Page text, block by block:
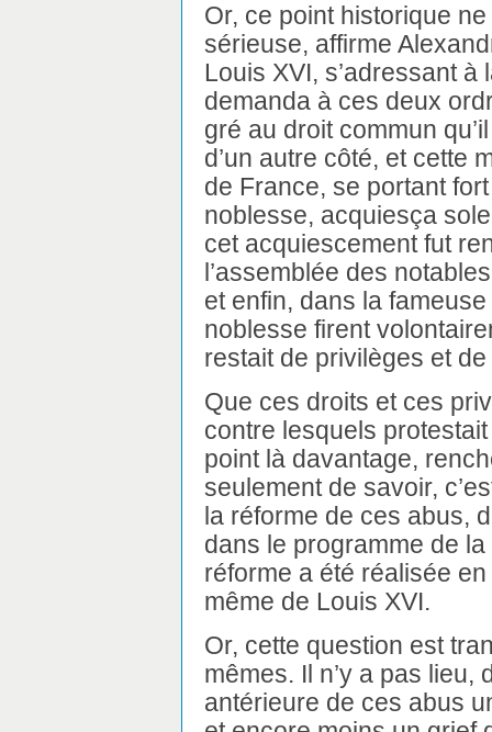
Or, ce point historique
sérieuse, affirme
Louis XVI, s’adressant
demanda à ces deux
gré au droit commun
d’un autre côté, et cette
de France, se portant
noblesse, acquiesça
cet acquiescement fut
l’assemblée des
et enfin, dans la
noblesse firent
restait de privilèges et
Que ces droits et ces
contre lesquels protestait
point là davantage,
seulement de savoir,
la réforme de ces abus,
dans le programme de
réforme a été réalisée
même de Louis XVI.
Or, cette question est
mêmes. Il n’y a pas lieu,
antérieure de ces abus